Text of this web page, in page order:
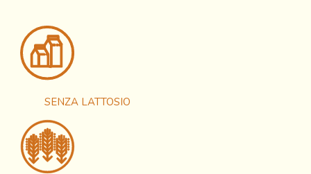
SENZA LATTOSIO